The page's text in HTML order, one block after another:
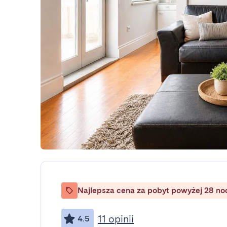
Najlepsza cena za pobyt powyżej 28
4.5 11 opinii